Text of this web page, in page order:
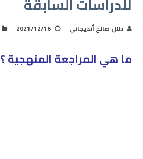
دلال صالح أنديجاني 2021/12/16
ما هي المراجعة المنهجية ؟